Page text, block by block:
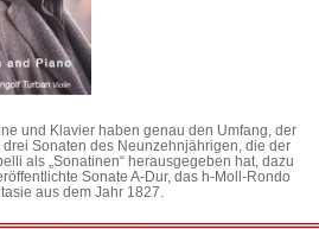
und Klavier haben genau den Umfang, der
Sonaten des Neunzehnjährigen, die der
als „Sonatinen“ herausgegeben hat, dazu
Sonate A-Dur, das h-Moll-Rondo
aus dem Jahr 1827.